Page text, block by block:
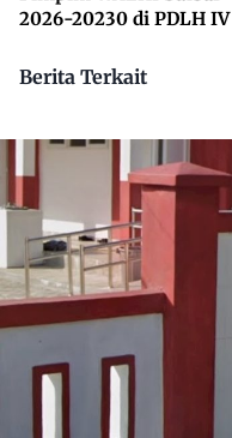
2026-20230 di PDLH IV
Berita Terkait